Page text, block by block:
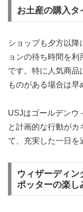
お土産の購入タ
ショップも夕方以降
ョンの待ち時間を
です。特に人気商品
ものがある場合は早
USJはゴールデンウ
と計画的な行動がカ
て、充実した一日を
ウィザーディン
ポッターの楽し